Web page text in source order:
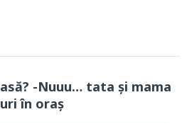
-Nuuu… tata și mama
în oraș